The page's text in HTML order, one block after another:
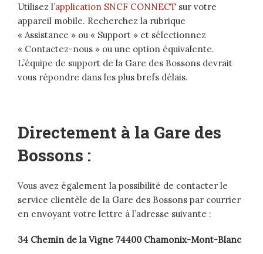
Utilisez l’application SNCF CONNECT sur votre
appareil mobile. Recherchez la rubrique
« Assistance » ou « Support » et sélectionnez
« Contactez-nous » ou une option équivalente.
L’équipe de support de la Gare des Bossons devrait
vous répondre dans les plus brefs délais.
Directement à la Gare des
Bossons :
Vous avez également la possibilité de contacter le
service clientèle de la Gare des Bossons par courrier
en envoyant votre lettre à l’adresse suivante :
34 Chemin de la Vigne 74400 Chamonix-Mont-Blanc